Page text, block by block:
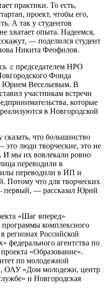
практики. То есть,
проект, чтобы его,
А так у студентов
хватает опыта. Надеемся,
— поделился студент
Никита Феофилов.
с председателем НРО
Фонда
Юрием Весельевым. В
участникам встречи
которые
в Новгородской
что большинство
это люди творческие, это не
И мы их вовлекали ровно
переводили в
переводили в ИП и
Потому что для творческих
первый, — рассказал Юрий
«Шаг вперед»
программы комплексного
регионах Российской
федерального агентства по
«Образование».
по молодежной
ОАУ «Дом молодежи, центр
и Новгородская